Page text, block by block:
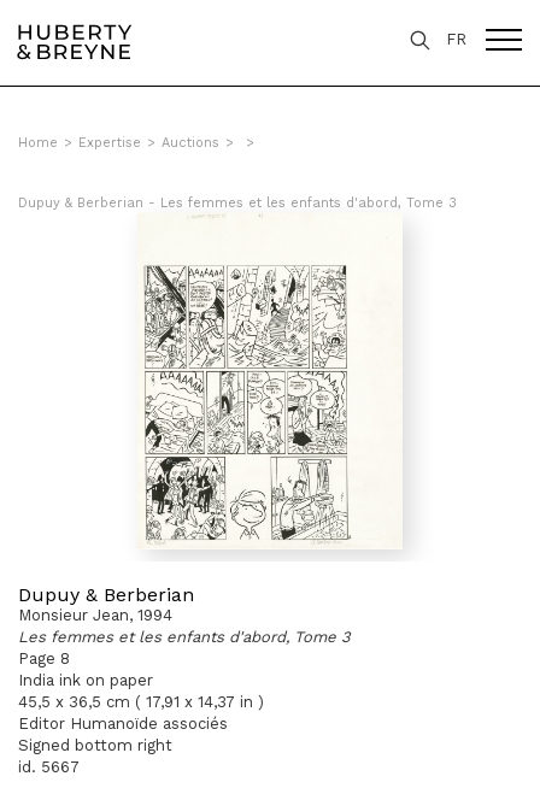
FR
Home > Expertise > Auctions > >
Dupuy & Berberian - Les femmes et les enfants d'abord, Tome 3
Dupuy & Berberian
Monsieur Jean, 1994
Les femmes et les enfants d'abord, Tome 3
Page 8
India ink on paper
45,5 x 36,5 cm ( 17,91 x 14,37 in )
Editor Humanoïde associés
Signed bottom right
id. 5667